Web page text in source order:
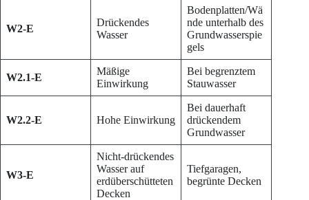
W2-E
Drückendes
Wasser
Bodenplatten/Wä
nde unterhalb des
Grundwasserspie
gels
W2.1-E
Mäßige
Einwirkung
Bei begrenztem
Stauwasser
W2.2-E Hohe Einwirkung
Bei dauerhaft
drückendem
Grundwasser
W3-E
Nicht-drückendes
Wasser auf
erdüberschütteten
Decken
Tiefgaragen,
begrünte Decken